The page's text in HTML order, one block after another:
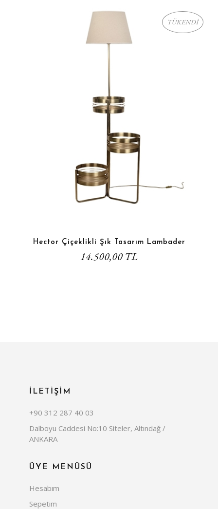
TÜKENDİ
Hector Çiçeklikli Şık Tasarım Lambader
14.500,00 TL
İLETİŞİM
+90 312 287 40 03
Dalboyu Caddesi No:10 Siteler, Altındağ /
ANKARA
ÜYE MENÜSÜ
Hesabım
Sepetim